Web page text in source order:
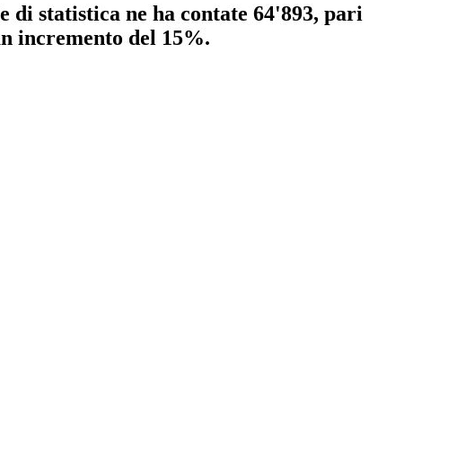
statistica ne ha contate 64'893, pari
incremento del 15%.